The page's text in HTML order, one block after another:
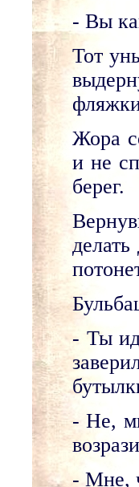
- Вы
Тот
Жора
и не
берег.
- Ты
- Не,
- Мне,